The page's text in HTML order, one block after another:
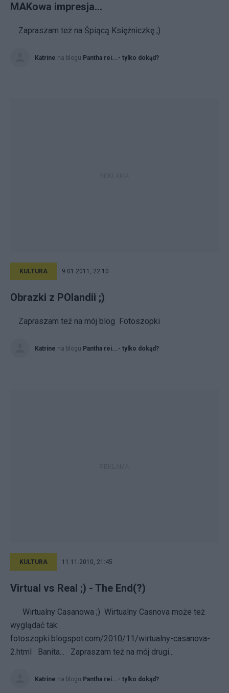
MAKowa impresja...
Zapraszam też na Śpiącą Księżniczkę ;)
Katrine na blogu Pantha rei...- tylko dokąd?
KULTURA 9.01.2011, 22:10
Obrazki z POlandii ;)
Zapraszam też na mój blog Fotoszopki
Katrine na blogu Pantha rei...- tylko dokąd?
KULTURA 11.11.2010, 21:45
Virtual vs Real ;) - The End(?)
Wirtualny Casanowa ;) Wirtualny Casnova może też
wyglądać tak:
fotoszopki.blogspot.com/2010/11/wirtualny-casanova-
2.html Banita... Zapraszam też na mój drugi...
Katrine na blogu Pantha rei...- tylko dokąd?